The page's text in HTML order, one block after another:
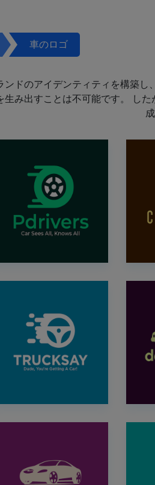
車のロゴ
ドのアイデンティティを構築
生み出すことは不可能です。 し